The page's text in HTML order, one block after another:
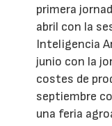
primera
abril con la
Inteligencia
junio con la
costes de
septiembre
una feria